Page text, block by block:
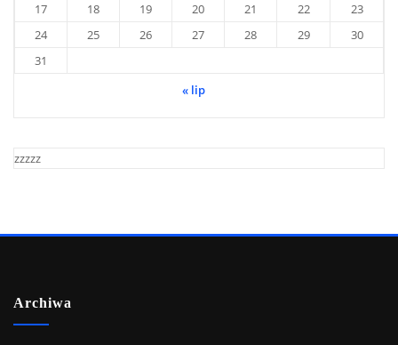
17
18 19 20 21 22
23
24
25 26 27 28 29
30
31
« lip
zzzzz
Archiwa